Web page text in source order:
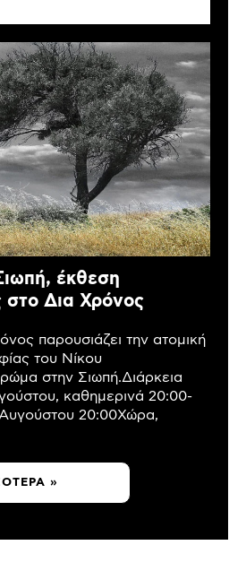
έκθεση
Δια Χρόνος
παρουσιάζει την ατομική
του Νίκου
στην Σιωπή.Διάρκεια
καθημερινά 20:00-
20:00Χώρα,
»